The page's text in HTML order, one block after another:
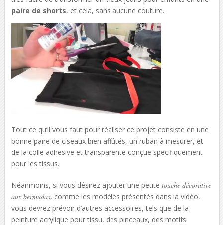
paire de shorts, et cela, sans aucune couture.
Tout ce qu’il vous faut pour réaliser ce projet consiste en une
bonne paire de ciseaux bien affûtés, un ruban à mesurer, et
de la colle adhésive et transparente conçue spécifiquement
pour les tissus.
Néanmoins, si vous désirez ajouter une petite touche décorative
aux bermudas, comme les modèles présentés dans la vidéo,
vous devrez prévoir d’autres accessoires, tels que de la
peinture acrylique pour tissu, des pinceaux, des motifs